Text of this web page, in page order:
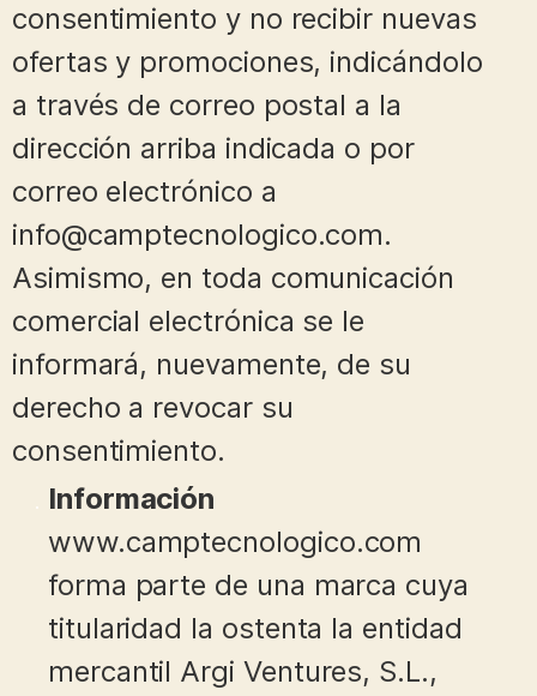
consentimiento y no recibir nuevas
ofertas y promociones, indicándolo
a través de correo postal a la
dirección arriba indicada o por
correo electrónico a
info@camptecnologico.com.
Asimismo, en toda comunicación
comercial electrónica se le
informará, nuevamente, de su
derecho a revocar su
consentimiento.
Información
www.camptecnologico.com
forma parte de una marca cuya
titularidad la ostenta la entidad
mercantil Argi Ventures, S.L.,